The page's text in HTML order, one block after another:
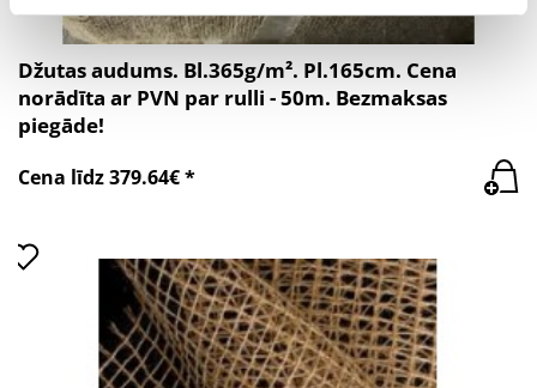
Džutas audums. Bl.365g/m². Pl.165cm. Cena
norādīta ar PVN par rulli - 50m. Bezmaksas
piegāde!
Cena līdz 379.64€ *